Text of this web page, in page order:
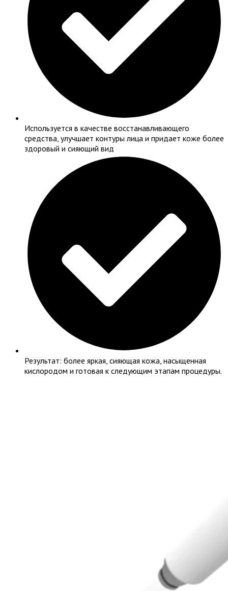
Используется в качестве восстанавливающего
средства, улучшает контуры лица и придает коже более
здоровый и сияющий вид
Результат: более яркая, сияющая кожа, насыщенная
кислородом и готовая к следующим этапам процедуры.